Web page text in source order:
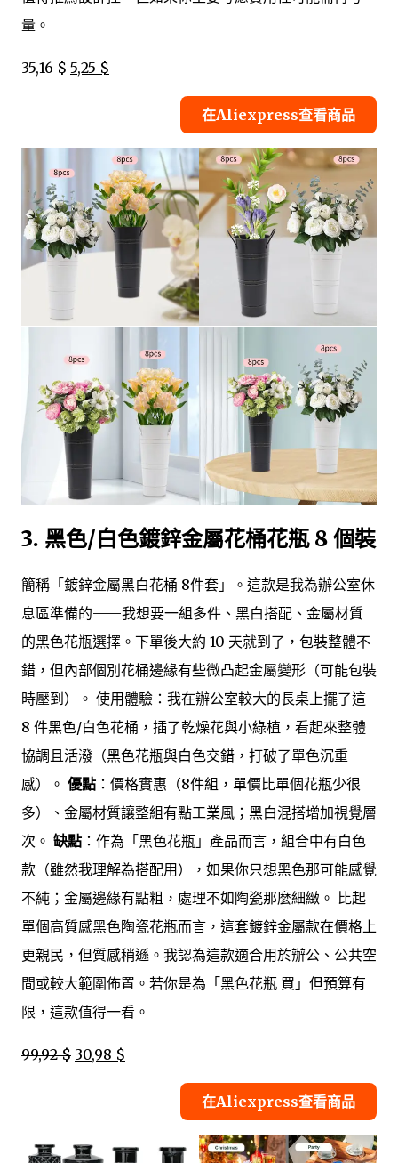
量。
35,16 $ 5,25 $
在Aliexpress查看商品
3. 黑色/白色鍍鋅金屬花桶花瓶 8 個裝
簡稱「鍍鋅金屬黑白花桶 8件套」。這款是我為辦公室休
息區準備的——我想要一組多件、黑白搭配、金屬材質
的黑色花瓶選擇。下單後大約 10 天就到了，包裝整體不
錯，但內部個別花桶邊緣有些微凸起金屬變形（可能包裝
時壓到）。 使用體驗：我在辦公室較大的長桌上擺了這
8 件黑色/白色花桶，插了乾燥花與小綠植，看起來整體
協調且活潑（黑色花瓶與白色交錯，打破了單色沉重
感）。 優點 ：價格實惠（8件組，單價比單個花瓶少很
多）、金屬材質讓整組有點工業風；黑白混搭增加視覺層
次。 缺點 ：作為「黑色花瓶」產品而言，組合中有白色
款（雖然我理解為搭配用），如果你只想黑色那可能感覺
不純；金屬邊緣有點粗，處理不如陶瓷那麼細緻。 比起
單個高質感黑色陶瓷花瓶而言，這套鍍鋅金屬款在價格上
更親民，但質感稍遜。我認為這款適合用於辦公、公共空
間或較大範圍佈置。若你是為「黑色花瓶 買」但預算有
限，這款值得一看。
99,92 $ 30,98 $
在Aliexpress查看商品